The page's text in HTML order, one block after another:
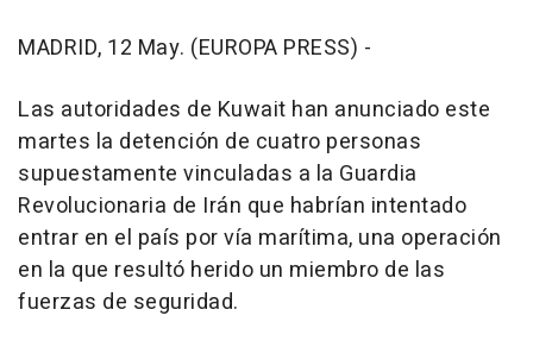
MADRID, 12 May. (EUROPA PRESS) -
Las autoridades de Kuwait han anunciado este
martes la detención de cuatro personas
supuestamente vinculadas a la Guardia
Revolucionaria de Irán que habrían intentado
entrar en el país por vía marítima, una operación
en la que resultó herido un miembro de las
fuerzas de seguridad.